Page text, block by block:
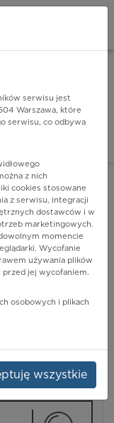
serwisu jest
Warszawa, które
serwisu, co odbywa
z nich
cookies stosowane
z serwisu, integracji
dostawców i w
marketingowych.
momencie
Wycofanie
używania plików
przed jej wycofaniem.
osobowych i plikach
wszystkie
INSTALUJ